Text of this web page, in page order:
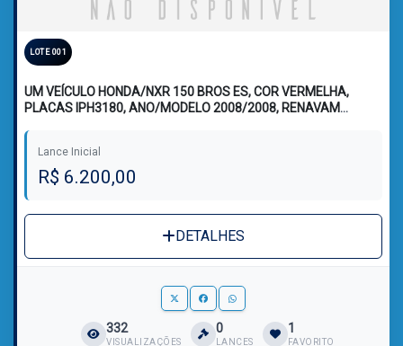
LOTE 001
UM VEÍCULO HONDA/NXR 150 BROS ES, COR VERMELHA,
PLACAS IPH3180, ANO/MODELO 2008/2008, RENAVAM
Lance Inicial
R$ 6.200,00
DETALHES
332
VISUALIZAÇÕES
0
LANCES
1
FAVORITO